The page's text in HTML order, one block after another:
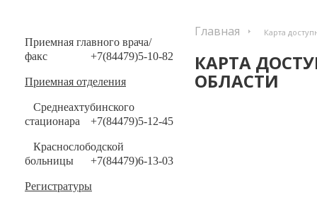
Приемная главного врача/
факс
+7(84479)5-10-82
Приемная отделения
Среднеахтубинского
стационара
+7(84479)5-12-45
Краснослободской
больницы
+7(84479)6-13-03
Регистратуры
Главная Карта
КАРТА
ОБЛАСТИ